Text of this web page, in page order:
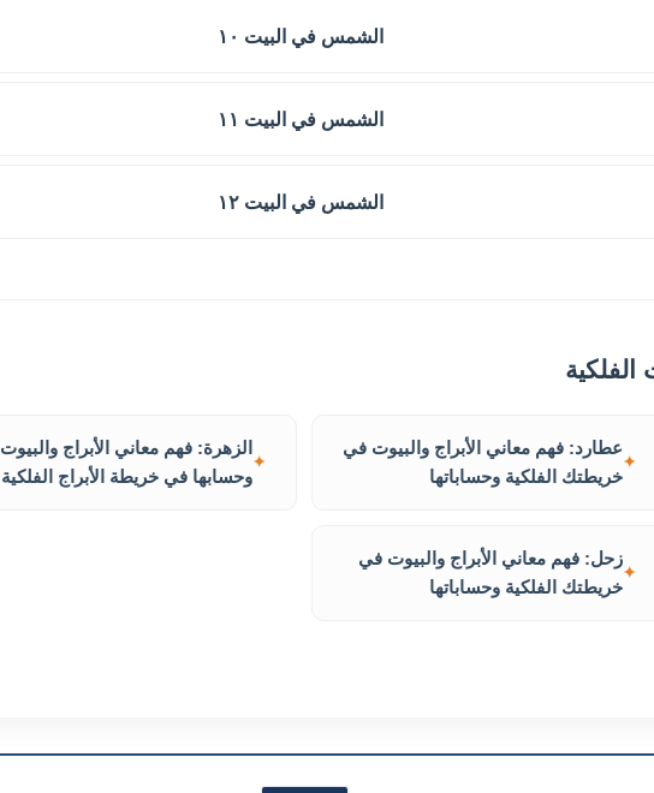
الشمس في البيت ١٠
الشمس في البيت ١١
الشمس في البيت ١٢
عطارد: فهم معاني الأبراج والبيوت في
خريطتك الفلكية وحساباتها
الزهرة: فهم معاني الأبراج والبيوت
وحسابها في خريطة الأبراج الفلكية
زحل: فهم معاني الأبراج والبيوت في
خريطتك الفلكية وحساباتها